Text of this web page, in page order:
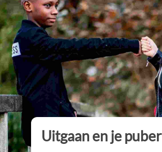
Uitgaan en je puber